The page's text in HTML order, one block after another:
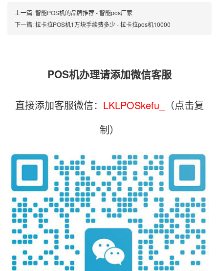
上一篇:智能POS机的品牌推荐 - 智能pos厂家
下一篇:拉卡拉POS机1万块手续费多少 - 拉卡拉pos机10000
POS机办理请添加微信客服
直接添加客服微信： LKLPOSkefu_
（点击复
制）